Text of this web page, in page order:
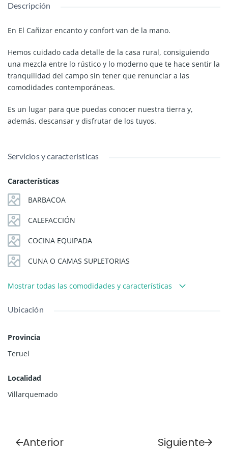
Descripción
En El Cañizar encanto y confort van de la mano.
Hemos cuidado cada detalle de la casa rural, consiguiendo
una mezcla entre lo rústico y lo moderno que te hace sentir la
tranquilidad del campo sin tener que renunciar a las
comodidades contemporáneas.
Es un lugar para que puedas conocer nuestra tierra y,
además, descansar y disfrutar de los tuyos.
Servicios y características
Características
BARBACOA
CALEFACCIÓN
COCINA EQUIPADA
CUNA O CAMAS SUPLETORIAS
Mostrar todas las comodidades y características
Ubicación
Provincia
Teruel
Localidad
Villarquemado
Anterior Siguiente